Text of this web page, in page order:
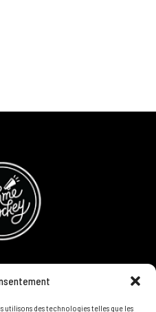
utilisons des technologies telles que les